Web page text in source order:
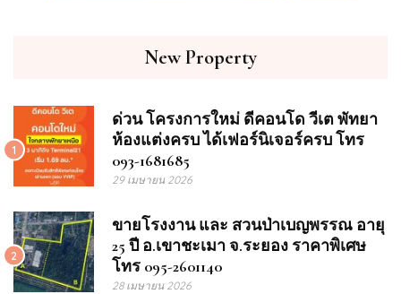
New Property
1
ด่วน โครงการใหม่ ดีคอนโด วีเต พัทยา
ห้องแต่งครบ ได้เฟอร์นิเจอร์ครบ โทร
093-1681685
29 เมษายน 2026
2
ขายโรงงาน และ สวนป่าเบญพรรณ อายุ
25 ปี อ.เขาชะเมา จ.ระยอง ราคาพิเศษ
โทร 095-2601140
28 เมษายน 2026